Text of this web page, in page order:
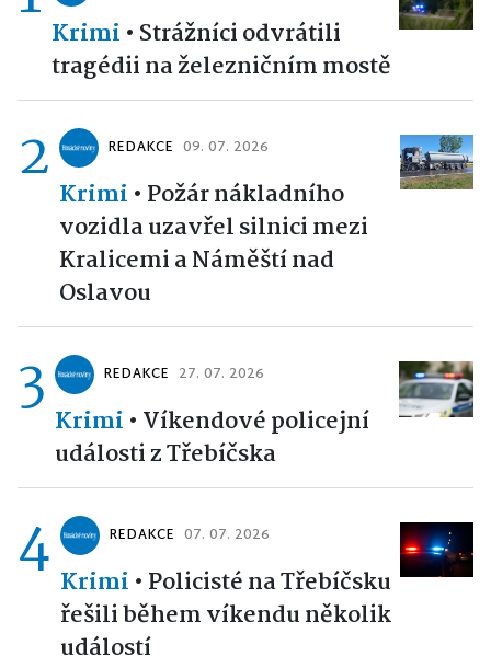
Krimi • Strážníci odvrátili
tragédii na železničním mostě
2 REDAKCE 09. 07. 2026
Krimi • Požár nákladního
vozidla uzavřel silnici mezi
Kralicemi a Náměští nad
Oslavou
3 REDAKCE 27. 07. 2026
Krimi • Víkendové policejní
události z Třebíčska
4 REDAKCE 07. 07. 2026
Krimi • Policisté na Třebíčsku
řešili během víkendu několik
událostí